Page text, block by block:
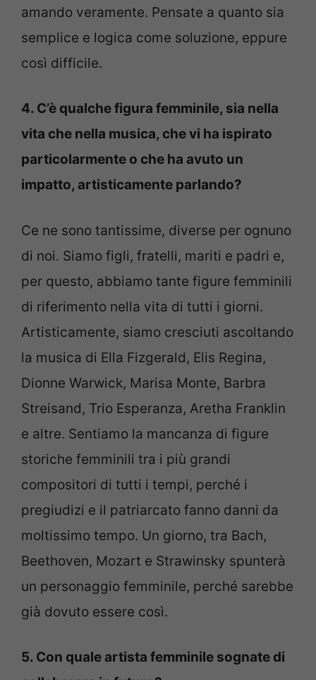
amando veramente. Pensate a quanto sia
semplice e logica come soluzione, eppure
così difficile.
4. C’è qualche figura femminile, sia nella
vita che nella musica, che vi ha ispirato
particolarmente o che ha avuto un
impatto, artisticamente parlando?
Ce ne sono tantissime, diverse per ognuno
di noi. Siamo figli, fratelli, mariti e padri e,
per questo, abbiamo tante figure femminili
di riferimento nella vita di tutti i giorni.
Artisticamente, siamo cresciuti ascoltando
la musica di Ella Fizgerald, Elis Regina,
Dionne Warwick, Marisa Monte, Barbra
Streisand, Trio Esperanza, Aretha Franklin
e altre. Sentiamo la mancanza di figure
storiche femminili tra i più grandi
compositori di tutti i tempi, perché i
pregiudizi e il patriarcato fanno danni da
moltissimo tempo. Un giorno, tra Bach,
Beethoven, Mozart e Strawinsky spunterà
un personaggio femminile, perché sarebbe
già dovuto essere così.
5. Con quale artista femminile sognate di